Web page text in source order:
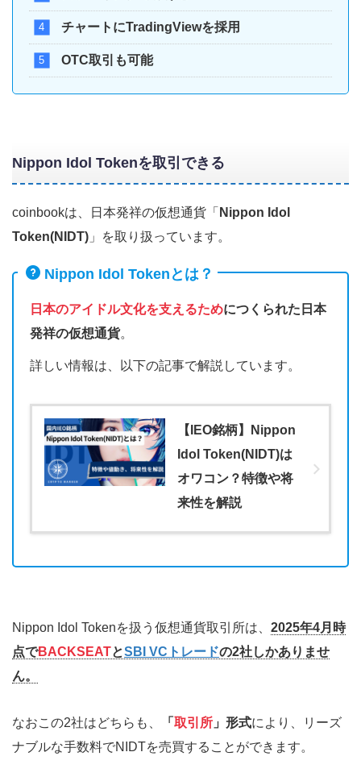
チャートにTradingViewを採用
OTC取引も可能
Nippon Idol Tokenを取引できる
coinbookは、日本発祥の仮想通貨「 Nippon Idol
Token(NIDT) 」を取り扱っています。
Nippon Idol Tokenとは？
日本のアイドル文化を支えるためにつくられた日本
発祥の仮想通貨。
詳しい情報は、以下の記事で解説しています。
【IEO銘柄】Nippon
Idol Token(NIDT)は
オワコン？特徴や将
来性を解説
Nippon Idol Tokenを扱う仮想通貨取引所は、 2025年4月時
点でBACKSEATとSBI VCトレードの2社しかありませ
ん。
なおこの2社はどちらも、 「 取引所 」形式により、リーズ
ナブルな手数料でNIDTを売買することができます。